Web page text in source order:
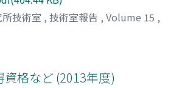
技術室 , 技術室報告 , Volume 15 ,
格など (2013年度)